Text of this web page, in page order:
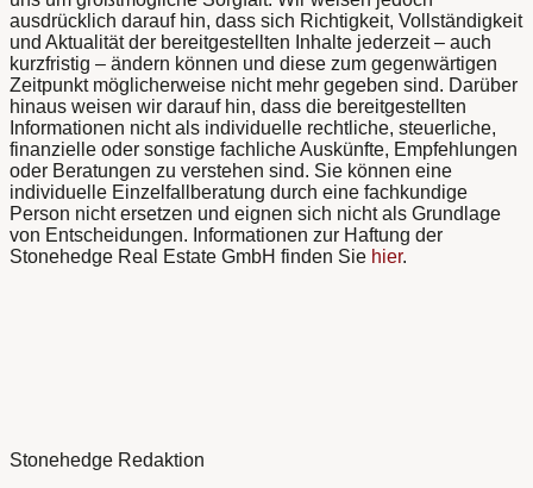
ausdrücklich darauf hin, dass sich Richtigkeit, Vollständigkeit
und Aktualität der bereitgestellten Inhalte jederzeit – auch
kurzfristig – ändern können und diese zum gegenwärtigen
Zeitpunkt möglicherweise nicht mehr gegeben sind. Darüber
hinaus weisen wir darauf hin, dass die bereitgestellten
Informationen nicht als individuelle rechtliche, steuerliche,
finanzielle oder sonstige fachliche Auskünfte, Empfehlungen
oder Beratungen zu verstehen sind. Sie können eine
individuelle Einzelfallberatung durch eine fachkundige
Person nicht ersetzen und eignen sich nicht als Grundlage
von Entscheidungen. Informationen zur Haftung der
Stonehedge Real Estate GmbH finden Sie hier.
Stonehedge Redaktion